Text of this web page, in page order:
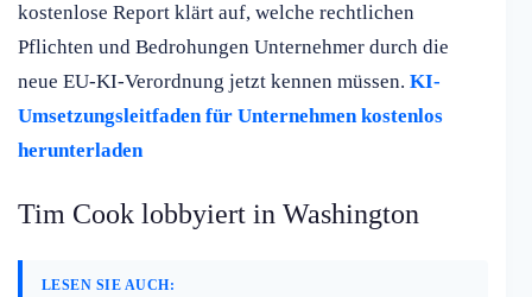
kostenlose Report klärt auf, welche rechtlichen
Pflichten und Bedrohungen Unternehmer durch die
neue EU-KI-Verordnung jetzt kennen müssen. KI-
Umsetzungsleitfaden für Unternehmen kostenlos
herunterladen
Tim Cook lobbyiert in Washington
LESEN SIE AUCH: